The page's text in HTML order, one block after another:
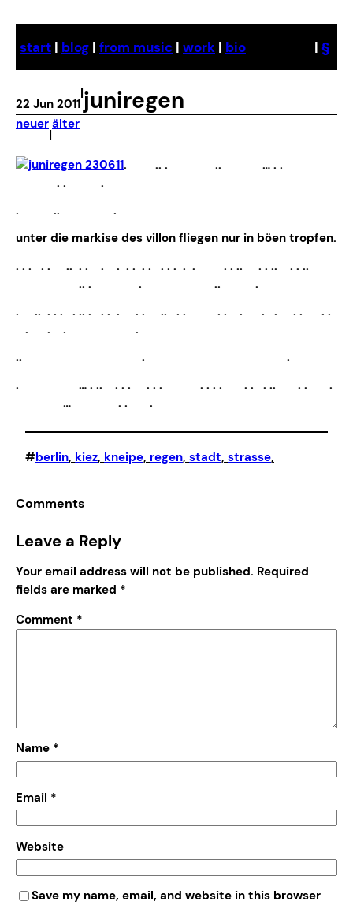
content
start | blog | from music | work | bio | §
22 Jun 2011
|juniregen
neuer
|
älter
. .. . .. … . .
. . .
. .. .
unter die markise des villon fliegen nur in böen tropfen.
. . . . . .. . . . . . . . . . . . . . . . .. . . .. . . ..
.. . . .. .
. .. . . . . .. . . . . . . .. . . . . . . . . . . .
. . . .
.. . .
. … . .. . . . . . . . . . . . . . .. . . .
… . . .
#berlin, kiez, kneipe, regen, stadt, strasse,
Comments
Leave a Reply
Your email address will not be published. Required
fields are marked *
Comment *
Name *
Email *
Website
Save my name, email, and website in this browser